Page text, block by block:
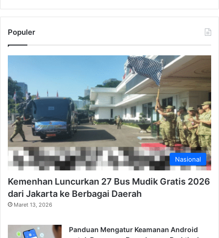
Populer
Nasional
Kemenhan Luncurkan 27 Bus Mudik Gratis 2026
dari Jakarta ke Berbagai Daerah
Maret 13, 2026
Panduan Mengatur Keamanan Android